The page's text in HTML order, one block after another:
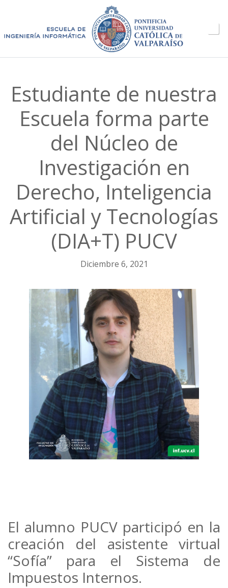
Estudiante de nuestra
Escuela forma parte
del Núcleo de
Investigación en
Derecho, Inteligencia
Artificial y Tecnologías
(DIA+T) PUCV
Diciembre 6, 2021
El alumno PUCV participó en la
creación del asistente virtual
“Sofía” para el Sistema de
Impuestos Internos.